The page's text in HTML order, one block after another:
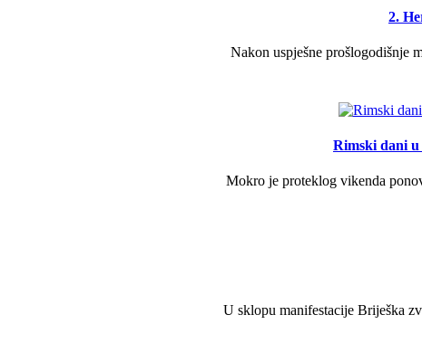
2.
Nakon uspješne prošlogodišnje
Rimski dani u
Mokro je proteklog vikenda
U sklopu manifestacije Briješka